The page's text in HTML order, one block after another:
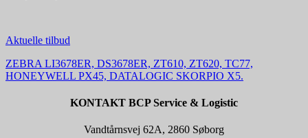
Aktuelle tilbud
ZEBRA LI3678ER, DS3678ER, ZT610, ZT620, TC77,
HONEYWELL PX45, DATALOGIC SKORPIO X5.
KONTAKT BCP Service & Logistic
Vandtårnsvej 62A, 2860 Søborg